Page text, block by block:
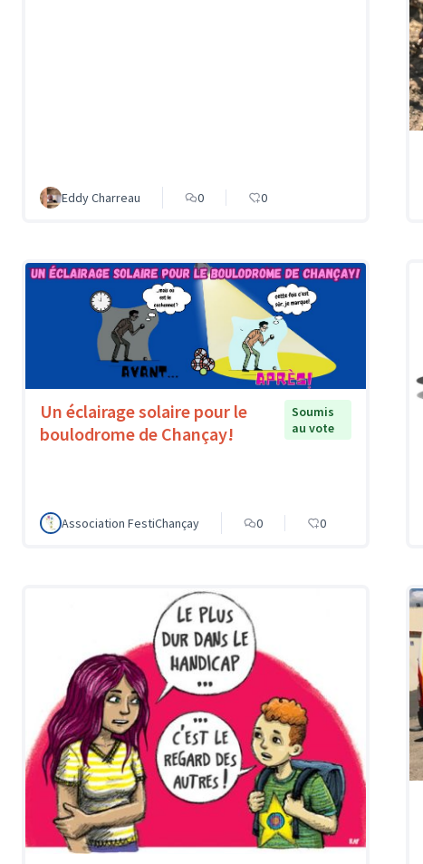
Eddy Charreau 0 0
Un éclairage solaire pour le
boulodrome de Chançay!
Soumis
au vote
Association FestiChançay 0 0